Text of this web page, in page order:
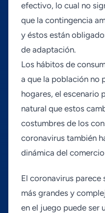
efectivo, lo cual no
que la contingencia
y éstos están
de adaptación.
Los hábitos de
a que la población no
hogares, el escenario
natural que estos
costumbres de los
coronavirus también
dinámica del
El coronavirus parece
más grandes y
en el juego puede ser